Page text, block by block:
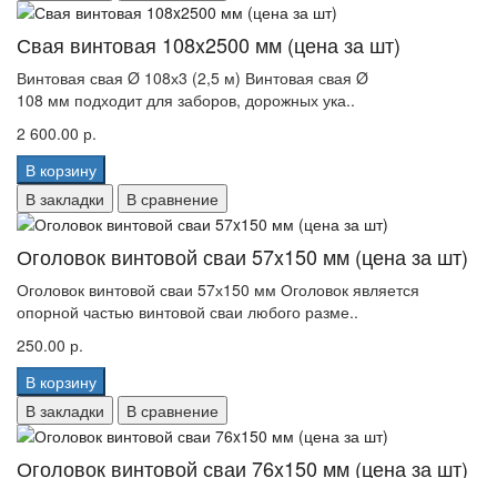
Свая винтовая 108x2500 мм (цена за шт)
Винтовая свая Ø 108х3 (2,5 м) Винтовая свая Ø
108 мм подходит для заборов, дорожных ука..
2 600.00 р.
В корзину
В закладки
В сравнение
Оголовок винтовой сваи 57x150 мм (цена за шт)
Оголовок винтовой сваи 57х150 мм Оголовок является
опорной частью винтовой сваи любого разме..
250.00 р.
В корзину
В закладки
В сравнение
Оголовок винтовой сваи 76x150 мм (цена за шт)